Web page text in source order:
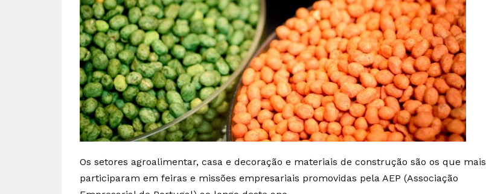
Os setores agroalimentar, casa e decoração e materiais de construção são os que mais
participaram em feiras e missões empresariais promovidas pela AEP (Associação